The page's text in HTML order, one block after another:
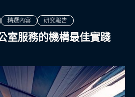
精選內容 研究報告
室服務的機構最佳實踐